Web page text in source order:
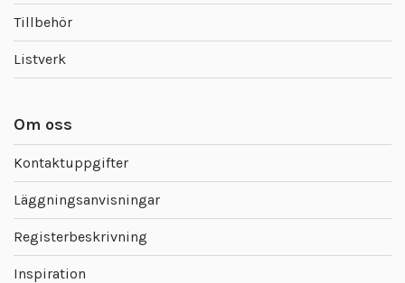
Tillbehör
Listverk
Om oss
Kontaktuppgifter
Läggningsanvisningar
Registerbeskrivning
Inspiration